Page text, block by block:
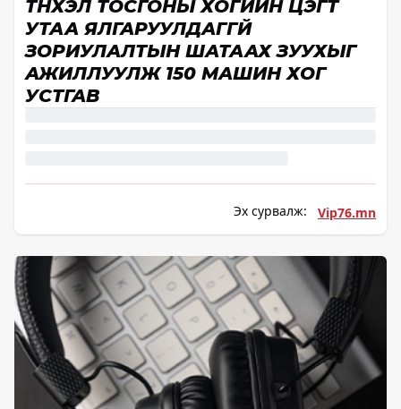
ТҮНХЭЛ ТОСГОНЫ ХОГИЙН ЦЭГТ
УТАА ЯЛГАРУУЛДАГГҮЙ
ЗОРИУЛАЛТЫН ШАТААХ ЗУУХЫГ
АЖИЛЛУУЛЖ 150 МАШИН ХОГ
УСТГАВ
Эх сурвалж: Vip76.mn